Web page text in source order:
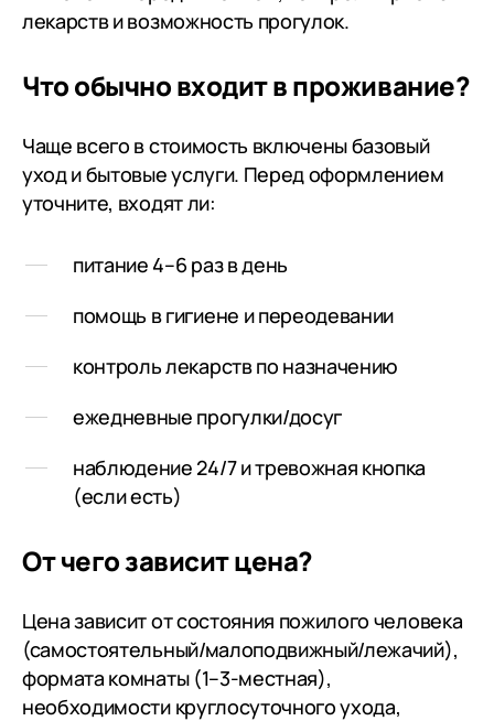
звонила, держала в курсе о
последней минуты.....
Сотрудники пансионата
раз огромное всем спасибо за
тепло и заботу.
лекарств и возможность прогулок.
Что обычно входит в проживание?
Чаще всего в стоимость включены базовый
уход и бытовые услуги. Перед оформлением
уточните, входят ли:
питание 4–6 раз в день
помощь в гигиене и переодевании
контроль лекарств по назначению
ежедневные прогулки/досуг
наблюдение 24/7 и тревожная кнопка
(если есть)
От чего зависит цена?
Цена зависит от состояния пожилого человека
(самостоятельный/малоподвижный/лежачий),
формата комнаты (1–3-местная),
необходимости круглосуточного ухода,